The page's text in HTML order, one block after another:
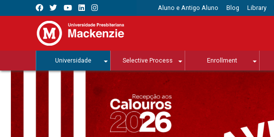
Aluno e Antigo Aluno Blog Library
Universidade Selective Process Enrollment